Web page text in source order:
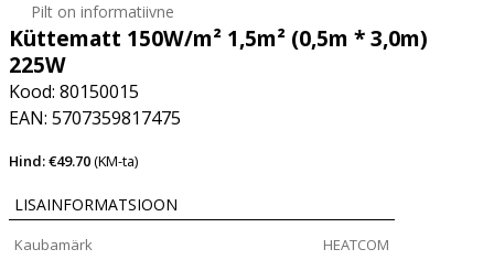
Pilt on informatiivne
Küttematt 150W/m² 1,5m² (0,5m * 3,0m)
225W
Kood: 80150015
EAN: 5707359817475
Hind: €49.70(KM-ta)
LISAINFORMATSIOON
Kaubamärk
HEATCOM